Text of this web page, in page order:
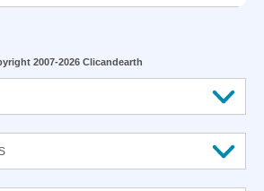
2007-2026 Clicandearth